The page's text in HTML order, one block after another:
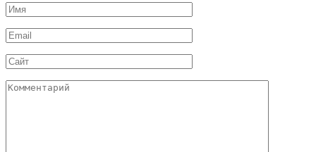
Имя
*
Email
*
Сайт
Комментарий